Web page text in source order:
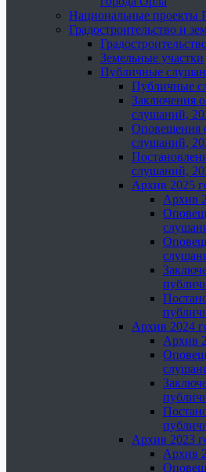
Национальные проекты
Градостроительство и
Земельные участки
Публичные
Публичные
Заключения
слушаний,
Оповещения
слушаний,
слушаний,
Архив 2025
Архив
Архив 2024
Архив
Архив 2023
Архив